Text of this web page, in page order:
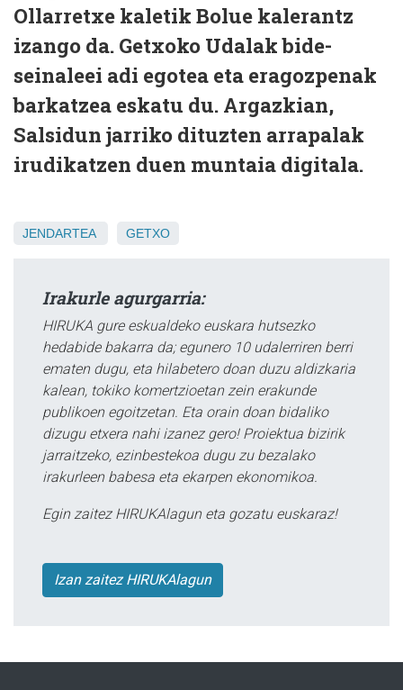
Ollarretxe kaletik Bolue kalerantz
izango da. Getxoko Udalak bide-
seinaleei adi egotea eta eragozpenak
barkatzea eskatu du. Argazkian,
Salsidun jarriko dituzten arrapalak
irudikatzen duen muntaia digitala.
JENDARTEA GETXO
Irakurle agurgarria:
HIRUKA gure eskualdeko euskara hutsezko
hedabide bakarra da; egunero 10 udalerriren berri
ematen dugu, eta hilabetero doan duzu aldizkaria
kalean, tokiko komertzioetan zein erakunde
publikoen egoitzetan. Eta orain doan bidaliko
dizugu etxera nahi izanez gero! Proiektua bizirik
jarraitzeko, ezinbestekoa dugu zu bezalako
irakurleen babesa eta ekarpen ekonomikoa.
Egin zaitez HIRUKAlagun eta gozatu euskaraz!
Izan zaitez HIRUKAlagun